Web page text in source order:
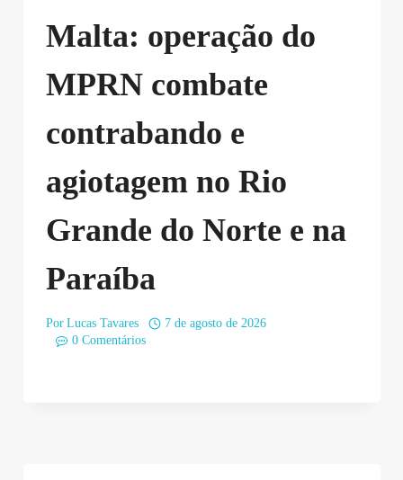
Malta: operação do
MPRN combate
contrabando e
agiotagem no Rio
Grande do Norte e na
Paraíba
Por Lucas Tavares
7 de agosto de 2026
0 Comentários